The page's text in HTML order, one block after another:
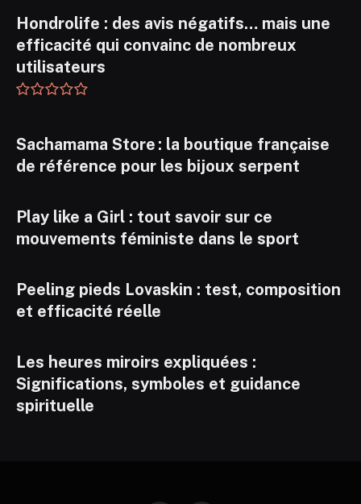
Hondrolife : des avis négatifs… mais une
efficacité qui convainc de nombreux
utilisateurs
Sachamama Store : la boutique française
de référence pour les bijoux serpent
Play like a Girl : tout savoir sur ce
mouvements féministe dans le sport
Peeling pieds Lovaskin : test, composition
et efficacité réelle
Les heures miroirs expliquées :
Significations, symboles et guidance
spirituelle